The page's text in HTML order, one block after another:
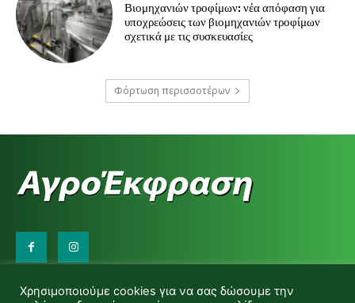
Βιομηχανιών τροφίμων: νέα απόφαση για
υποχρεώσεις των βιομηχανιών τροφίμων
σχετικά με τις συσκευασίες
Φόρτωση περισσοτέρων
d.makas@yahoo.gr
Χρησιμοποιούμε cookies για να σας δώσουμε την